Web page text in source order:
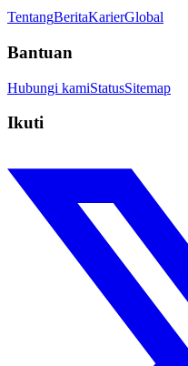
TentangBeritaKarierGlobal
Bantuan
Hubungi kamiStatusSitemap
Ikuti